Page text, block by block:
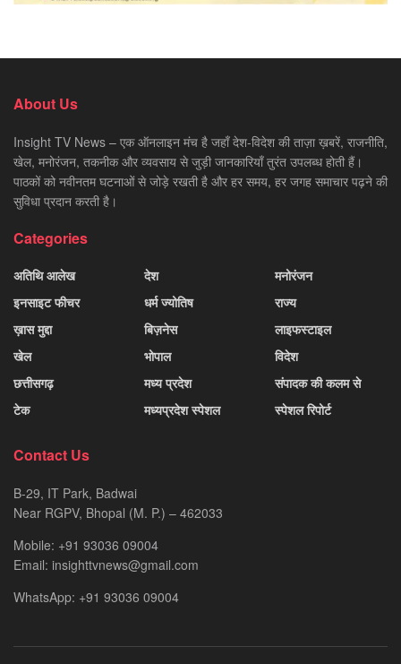
About Us
Insight TV News – एक ऑनलाइन मंच है जहाँ देश-विदेश की ताज़ा ख़बरें, राजनीति,
खेल, मनोरंजन, तकनीक और व्यवसाय से जुड़ी जानकारियाँ तुरंत उपलब्ध होती हैं।
पाठकों को नवीनतम घटनाओं से जोड़े रखती है और हर समय, हर जगह समाचार पढ़ने की
सुविधा प्रदान करती है।
Categories
अतिथि आलेख
इनसाइट फीचर
ख़ास मुद्दा
खेल
छत्तीसगढ़
टेक
देश
धर्म ज्योतिष
बिज़नेस
भोपाल
मध्य प्रदेश
मध्यप्रदेश स्पेशल
मनोरंजन
राज्य
लाइफस्टाइल
विदेश
संपादक की कलम से
स्पेशल रिपोर्ट
Contact Us
B-29, IT Park, Badwai
Near RGPV, Bhopal (M. P.) – 462033
Mobile: +91 93036 09004
Email: insighttvnews@gmail.com
WhatsApp: +91 93036 09004